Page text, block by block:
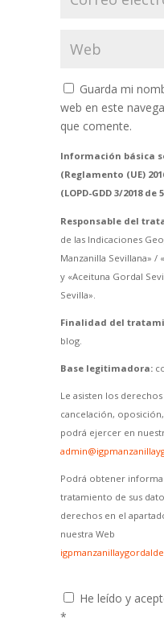
Guarda mi
web en este
que comente.
Información básica
(Reglamento (UE)
(LOPD-GDD 3/2018
Responsable del
de las Indicaciones
Manzanilla Sevillana» /
y «Aceituna Gordal
Sevilla».
Finalidad del
blog.
Base legitimadora:
Le asisten los
cancelación,
podrá ejercer en
Podrá obtener
tratamiento de sus
derechos en el
nuestra Web
He leído y
*